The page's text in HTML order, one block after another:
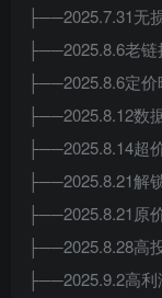
├──2025.7.31无
├──2025.8.6老
├──2025.8.6定
├──2025.8.12数
├──2025.8.14超
├──2025.8.21解
├──2025.8.21原
├──2025.8.28高
├──2025.9.2高